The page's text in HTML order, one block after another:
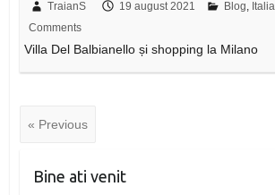
TraianS 19 august 2021 Blog Italia
Comments
Villa Del Balbianello și shopping la Milano
« Previous
Bine ati venit